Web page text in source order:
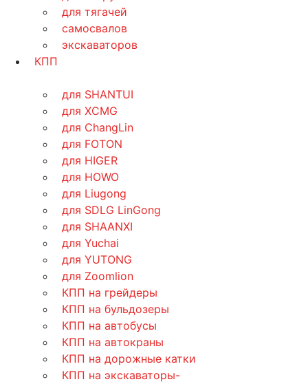
для тягачей
самосвалов
экскаваторов
КПП
для SHANTUI
для XCMG
для ChangLin
для FOTON
для HIGER
для HOWO
для Liugong
для SDLG LinGong
для SHAANXI
для Yuchai
для YUTONG
для Zoomlion
КПП на грейдеры
КПП на бульдозеры
КПП на автобусы
КПП на автокраны
КПП на дорожные катки
КПП на экскаваторы-